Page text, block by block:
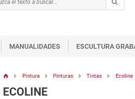
MANUALIDADES ESCULTURA
Pintura Pinturas Tintas Ecoline
ECOLINE